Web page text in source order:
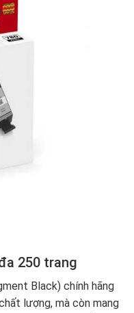
250 trang
Black) chính hãng
lượng, mà còn mang